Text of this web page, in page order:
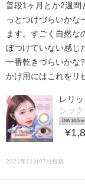
普段1ヶ月とか2週間
っとつけづらいかな
ます。すごく自然な
ぼつけていない感じ
一番乾きづらいかな
かけ用にはこれをリ
レリッ
シッ
DIA
2021年11月07日投稿